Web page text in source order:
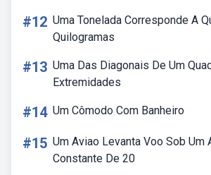
#12 Uma Tonelada Corresponde A
Quilogramas
#13 Uma Das Diagonais De Um
Extremidades
#14 Um Cômodo Com Banheiro
#15 Um Aviao Levanta Voo Sob Um
Constante De 20